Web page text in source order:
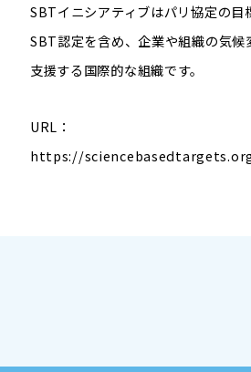
SBTイニシアティブはパリ協定の目
SBT認定を含め、企業や組織の気候
支援する国際的な組織です。
URL ：
https://